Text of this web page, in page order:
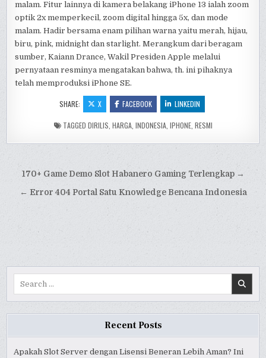
malam. Fitur lainnya di kamera belakang iPhone 13 ialah zoom
optik 2x memperkecil, zoom digital hingga 5x, dan mode
malam. Hadir bersama enam pilihan warna yaitu merah, hijau,
biru, pink, midnight dan starlight. Merangkum dari beragam
sumber, Kaiann Drance, Wakil Presiden Apple melalui
pernyataan resminya mengatakan bahwa, th. ini pihaknya
telah memproduksi iPhone SE.
SHARE: X FACEBOOK LINKEDIN
TAGGED DIRILIS HARGA, INDONESIA, IPHONE, RESMI
Post
navigation
170+ Game Demo Slot Habanero Gaming Terlengkap →
← Error 404 Portal Satu Knowledge Bencana Indonesia
Recent Posts
Apakah Slot Server dengan Lisensi Beneran Lebih Aman? Ini